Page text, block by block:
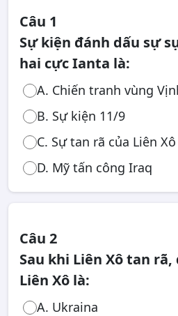
Câu 1
Sự kiện đánh dấu sự
hai cực Ianta là:
A. Chiến tranh vùng
B. Sự kiện 11/9
C. Sự tan rã của Liên
D. Mỹ tấn công Iraq
Câu 2
Sau khi Liên Xô tan
Liên Xô là:
A. Ukraina